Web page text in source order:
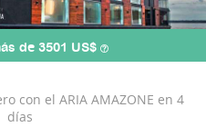
de 3501 US$
con el ARIA AMAZONE en 4
días